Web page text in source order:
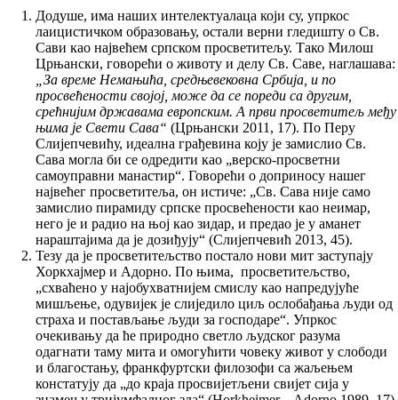
Додуше, има наших интелектуалаца који су, упркос
лаицистичком образовању, остали верни гледишту о Св.
Сави као највећем српском просветитељу. Тако Милош
Црњански, говорећи о животу и делу Св. Саве, наглашава:
„За време Немањића, средњевековна Србија, и по
просвећености својој, може да се пореди са другим,
срећнијим државама европским. А први просветитељ међу
њима је Свети Сава“ (Црњански 2011, 17). По Перу
Слијепчевићу, идеална грађевина коју је замислио Св.
Сава могла би се одредити као „верско-просветни
самоуправни манастир“. Говорећи о доприносу нашег
највећег просветитеља, он истиче: „Св. Сава није само
замислио пирамиду српске просвећености као неимар,
него је и радио на њој као зидар, и предао је у аманет
нараштајима да је дозиђују“ (Слијепчевић 2013, 45).
Тезу да је просветитељство постало нови мит заступају
Хоркхајмер и Адорно. По њима, просветитељство,
„схваћено у најобухватнијем смислу као напредујуће
мишљење, одувијек је слиједило циљ ослобађања људи од
страха и постављање људи за господаре“. Упркос
очекивању да ће природно светло људског разума
одагнати таму мита и омогућити човеку живот у слободи
и благостању, франкфуртски филозофи са жаљењем
констатују да „до краја просвијетљени свијет сија у